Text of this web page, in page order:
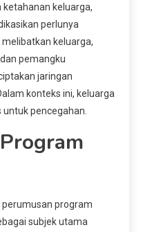
ketahanan keluarga,
perlunya
keluarga,
pemangku
jaringan
konteks ini, keluarga
pencegahan.
perumusan program
subjek utama